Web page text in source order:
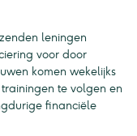
leningen
voor door
komen wekelijks
te volgen en
financiële